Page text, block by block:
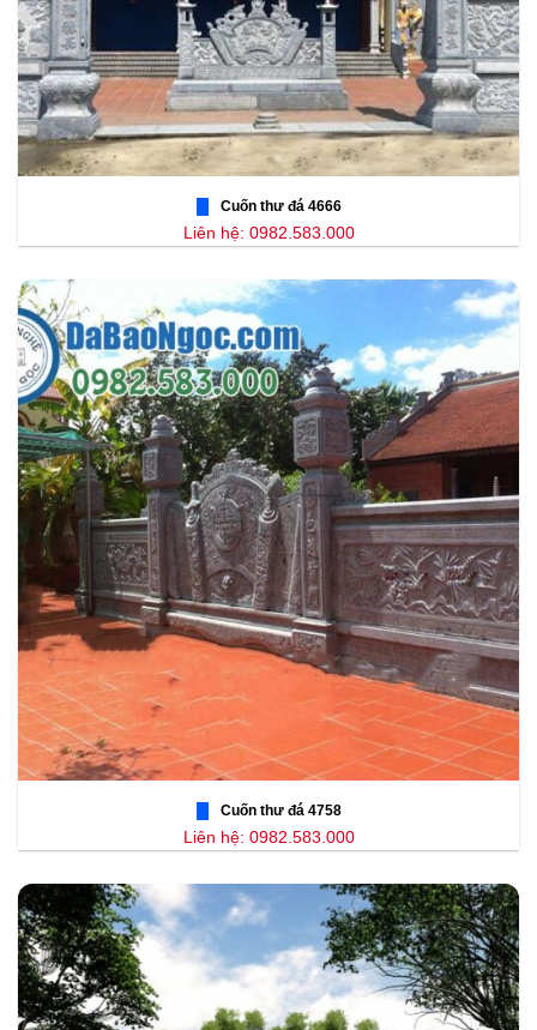
Cuốn thư đá 4666
Liên hệ: 0982.583.000
Cuốn thư đá 4758
Liên hệ: 0982.583.000